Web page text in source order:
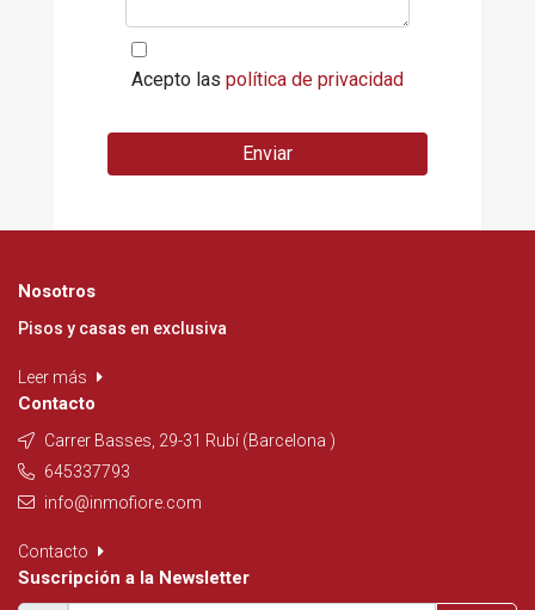
Acepto las política de privacidad
Enviar
Nosotros
Pisos y casas en exclusiva
Leer más
Contacto
Carrer Basses, 29-31 Rubí (Barcelona )
645337793
info@inmofiore.com
Contacto
Suscripción a la Newsletter